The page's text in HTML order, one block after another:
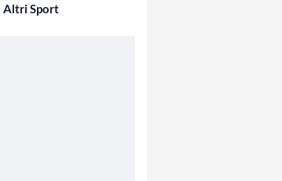
Altri Sport